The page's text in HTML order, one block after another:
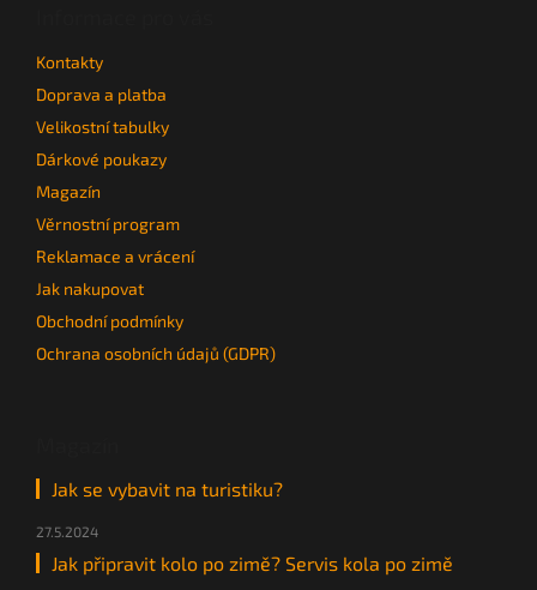
Kontakty
Doprava a platba
Velikostní tabulky
Dárkové poukazy
Magazín
Věrnostní program
Reklamace a vrácení
Jak nakupovat
Obchodní podmínky
Ochrana osobních údajů (GDPR)
Jak se vybavit na turistiku?
27.5.2024
Jak připravit kolo po zimě? Servis kola po zimě